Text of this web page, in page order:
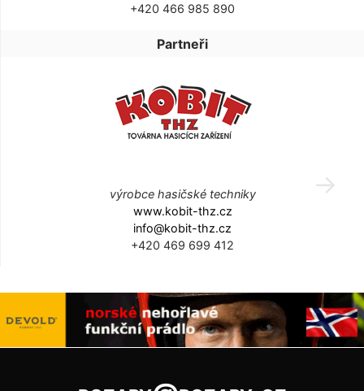
+420 466 985 890
Partneři
výrobce hasičské techniky
www.kobit-thz.cz
info@kobit-thz.cz
+420 469 699 412